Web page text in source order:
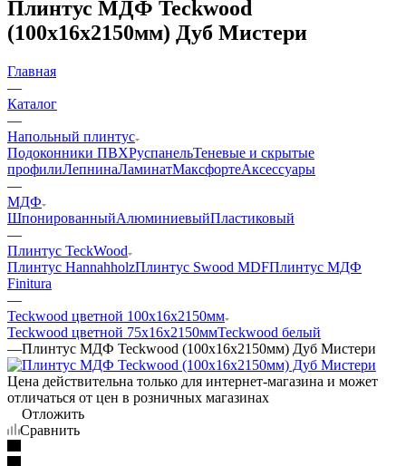
Плинтус МДФ Teckwood
(100х16х2150мм) Дуб Мистери
Главная
—
Каталог
—
Напольный плинтус
Подоконники ПВХРуспанельТеневые и скрытые
профилиЛепнинаЛаминатМаксфортеАксессуары
—
МДФ
ШпонированныйАлюминиевыйПластиковый
—
Плинтус TeckWood
Плинтус HannahholzПлинтус Swood MDFПлинтус МДФ
Finitura
—
Teckwood цветной 100х16х2150мм
Teckwood цветной 75х16х2150ммTeckwood белый
—Плинтус МДФ Teckwood (100х16х2150мм) Дуб Мистери
Цена действительна только для интернет-магазина и может
отличаться от цен в розничных магазинах
Отложить
Сравнить